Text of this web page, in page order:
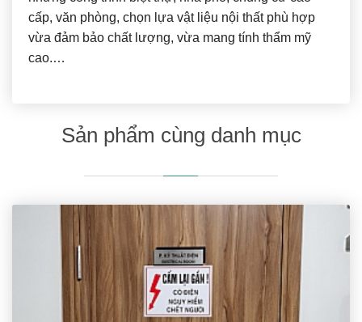
cấp, văn phòng, chọn lựa vật liệu nội thất phù hợp
vừa đảm bảo chất lượng, vừa mang tính thẩm mỹ
cao.…
Sản phẩm cùng danh mục